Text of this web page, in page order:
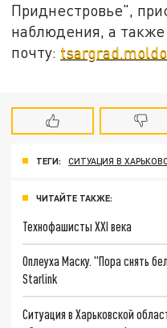
Приднестровье",
наблюдения, а
почту:
ТЕГИ: СИТУАЦИЯ В
ЧИТАЙТЕ ТАКЖЕ:
Технофашисты XXI века
Оплеуха Маску. "Пора снять
Starlink
Ситуация в Харьковской